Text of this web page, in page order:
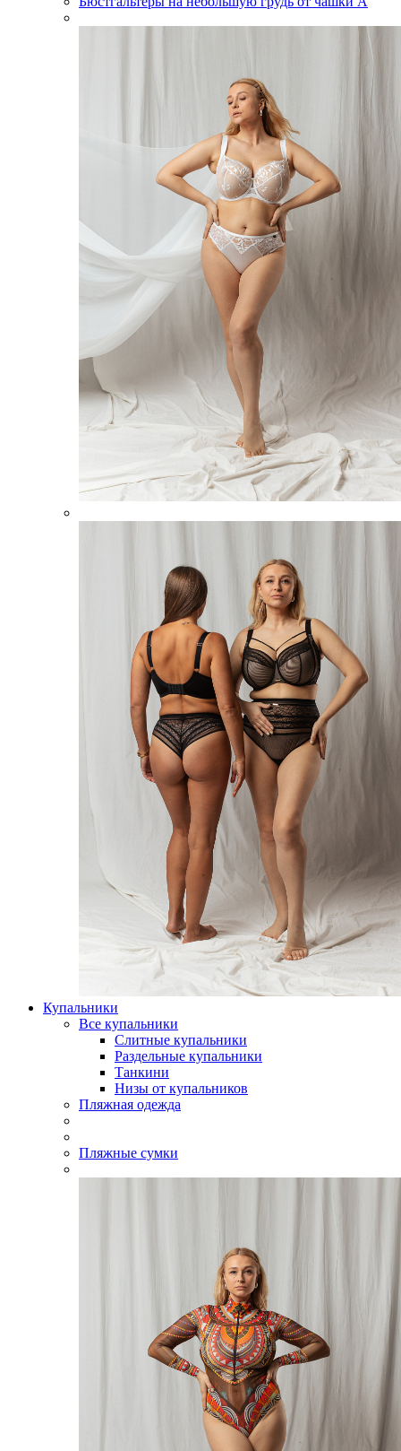
Купальники
Все купальники
Слитные купальники
Раздельные купальники
Танкини
Низы от купальников
Пляжная одежда
Пляжные сумки